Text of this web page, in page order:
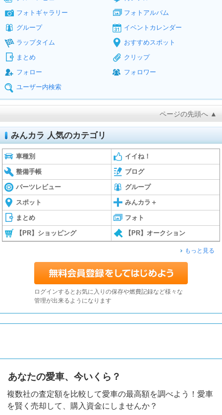
フォトギャラリー
フォトアルバム
グループ
イベントカレンダー
ラップタイム
おすすめスポット
まとめ
クリップ
フォロー
フォロワー
ユーザー内検索
ページの先頭へ ▲
みんカラ 人気のカテゴリ
車種別 イイね！
整備手帳 ブログ
パーツレビュー グループ
スポット みんカラ＋
まとめ フォト
【PR】ショッピング 【PR】オークション
もっと見る
ログインするとお気に入りの保存や燃費記録など様々な
管理が出来るようになります
あなたの愛車、今いくら？
複数社の査定額を比較して愛車の最高額を調べよう！愛車
を賢く売却して、購入資金にしませんか？